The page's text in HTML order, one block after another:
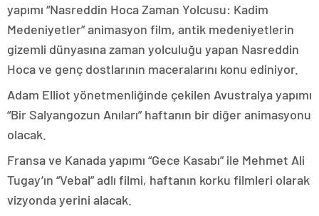
yapımı “Nasreddin Hoca Zaman Yolcusu: Kadim
Medeniyetler” animasyon film, antik medeniyetlerin
gizemli dünyasına zaman yolculuğu yapan Nasreddin
Hoca ve genç dostlarının maceralarını konu ediniyor.
Adam Elliot yönetmenliğinde çekilen Avustralya yapımı
“Bir Salyangozun Anıları” haftanın bir diğer animasyonu
olacak.
Fransa ve Kanada yapımı “Gece Kasabı” ile Mehmet Ali
Tugay’ın “Vebal” adlı filmi, haftanın korku filmleri olarak
vizyonda yerini alacak.